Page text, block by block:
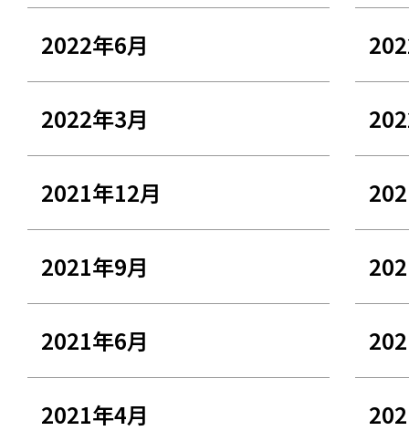
2022年6月
2022年3月
2021年12月
2021年9月
2021年6月
2021年4月